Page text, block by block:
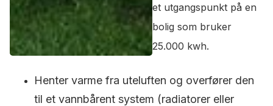
et utgangspunkt på en
bolig som bruker
25.000 kwh.
Henter varme fra uteluften og overfører den
til et vannbårent system (radiatorer eller